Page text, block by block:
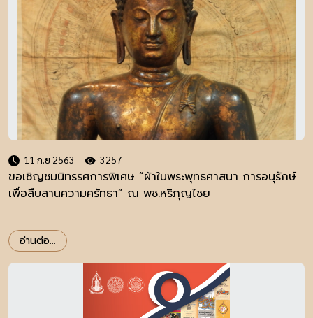
11 ก.ย 2563 3257
ขอเชิญชมนิทรรศการพิเศษ “ผ้าในพระพุทธศาสนา การอนุรักษ์
เพื่อสืบสานความศรัทธา” ณ พช.หริภุญไชย
อ่านต่อ...